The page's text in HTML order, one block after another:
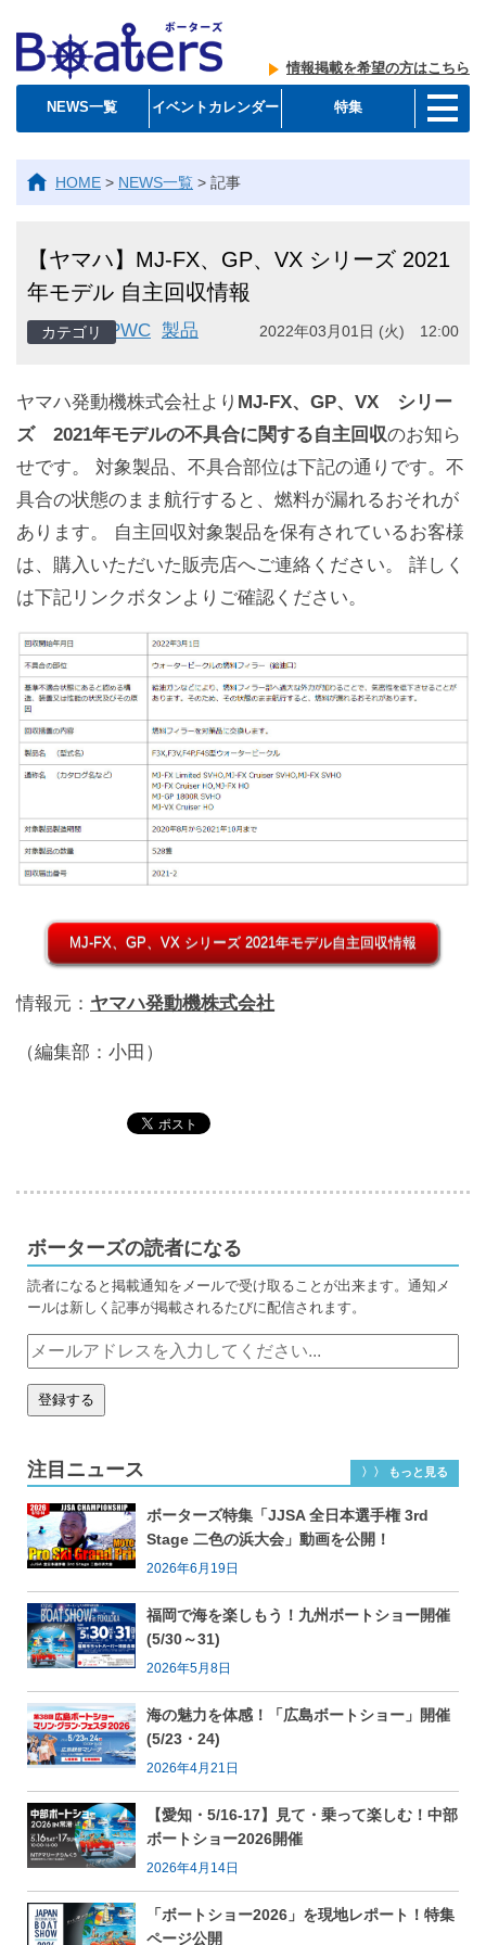
情報掲載を希望の方はこちら
NEWS一覧 イベントカレンダー 特集
HOME > NEWS一覧 > 記事
【ヤマハ】MJ-FX、GP、VX シリーズ 2021
年モデル 自主回収情報
PWC 製品 2022年03月01日 (火) 12:00
ヤマハ発動機株式会社より MJ-FX、GP、VX シリー
ズ 2021年モデルの不具合に関する自主回収のお知ら
せです。 対象製品、不具合部位は下記の通りです。不
具合の状態のまま航行すると、燃料が漏れるおそれが
あります。 自主回収対象製品を保有されているお客様
は、購入いただいた販売店へご連絡ください。 詳しく
は下記リンクボタンよりご確認ください。
MJ-FX、GP、VX シリーズ 2021年モデル自主回収情報
情報元： ヤマハ発動機株式会社
（編集部：小田）
ボーターズの読者になる
読者になると掲載通知をメールで受け取ることが出来ます。通知メ
ールは新しく記事が掲載されるたびに配信されます。
注目ニュース 〉〉 もっと見る
ボーターズ特集「JJSA 全日本選手権 3rd
Stage 二色の浜大会」動画を公開！
2026年6月19日
福岡で海を楽しもう！九州ボートショー開催
(5/30～31)
2026年5月8日
海の魅力を体感！「広島ボートショー」開催
(5/23・24)
2026年4月21日
【愛知・5/16-17】見て・乗って楽しむ！中部
ボートショー2026開催
2026年4月14日
「ボートショー2026」を現地レポート！特集
ページ公開